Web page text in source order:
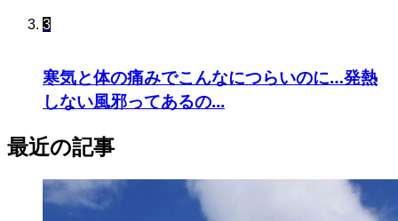
3
寒気と体の痛みでこんなにつらいのに…発熱
しない風邪ってあるの...
最近の記事